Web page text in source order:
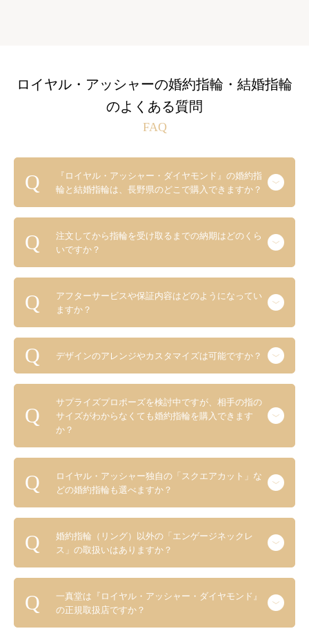
ロイヤル・アッシャーの婚約指輪・結婚指輪
のよくある質問
FAQ
『ロイヤル・アッシャー・ダイヤモンド』の婚約指
輪と結婚指輪は、長野県のどこで購入できますか？
注文してから指輪を受け取るまでの納期はどのくら
いですか？
アフターサービスや保証内容はどのようになってい
ますか？
デザインのアレンジやカスタマイズは可能ですか？
サプライズプロポーズを検討中ですが、相手の指の
サイズがわからなくても婚約指輪を購入できます
か？
ロイヤル・アッシャー独自の「スクエアカット」な
どの婚約指輪も選べますか？
婚約指輪（リング）以外の「エンゲージネックレ
ス」の取扱いはありますか？
一真堂は『ロイヤル・アッシャー・ダイヤモンド』
の正規取扱店ですか？